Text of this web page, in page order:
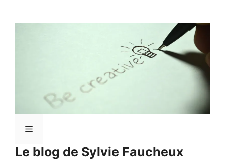
Le blog de Sylvie Faucheux
Menu